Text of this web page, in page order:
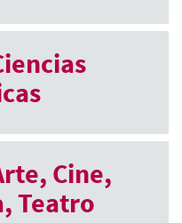
Cine,
Teatro